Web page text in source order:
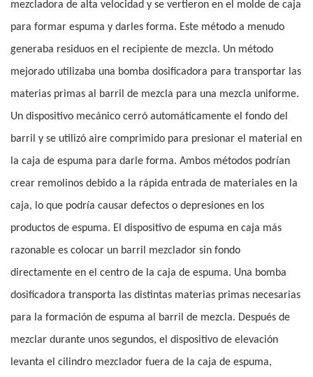
mezcladora de alta velocidad y se vertieron en el molde de caja
para formar espuma y darles forma. Este método a menudo
generaba residuos en el recipiente de mezcla. Un método
mejorado utilizaba una bomba dosificadora para transportar las
materias primas al barril de mezcla para una mezcla uniforme.
Un dispositivo mecánico cerró automáticamente el fondo del
barril y se utilizó aire comprimido para presionar el material en
la caja de espuma para darle forma. Ambos métodos podrían
crear remolinos debido a la rápida entrada de materiales en la
caja, lo que podría causar defectos o depresiones en los
productos de espuma. El dispositivo de espuma en caja más
razonable es colocar un barril mezclador sin fondo
directamente en el centro de la caja de espuma. Una bomba
dosificadora transporta las distintas materias primas necesarias
para la formación de espuma al barril de mezcla. Después de
mezclar durante unos segundos, el dispositivo de elevación
levanta el cilindro mezclador fuera de la caja de espuma,